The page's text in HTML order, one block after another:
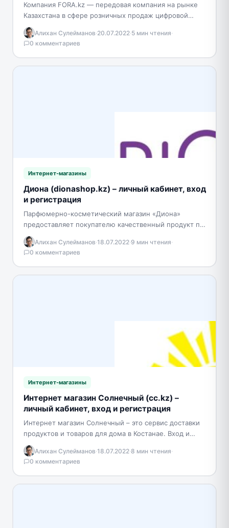
Компания FORA.kz — передовая компания на рынке
Казахстана в сфере розничных продаж цифровой
техники, программного обеспечения, бытовой
техники. Начавшись, как небольшой офис…
Алихан Сулейманов·20.07.2022·5 мин чтения·
0 комментариев
Интернет-магазины
Диона (dionashop.kz) – личный кабинет, вход
и регистрация
Парфюмерно-косметический магазин «Диона»
предоставляет покупателю качественный продукт по
доступной цене. В компании трудятся более 250
высококвалифицированных сотрудников в городе
Нур-Султан, Караганда и…
Алихан Сулейманов·18.07.2022·9 мин чтения·
0 комментариев
Интернет-магазины
Интернет магазин Солнечный (cc.kz) –
личный кабинет, вход и регистрация
Интернет магазин Солнечный – это сервис доставки
продуктов и товаров для дома в Костанае. Вход и
регистрация в личном кабинете Для того…
Алихан Сулейманов·18.07.2022·8 мин чтения·
0 комментариев